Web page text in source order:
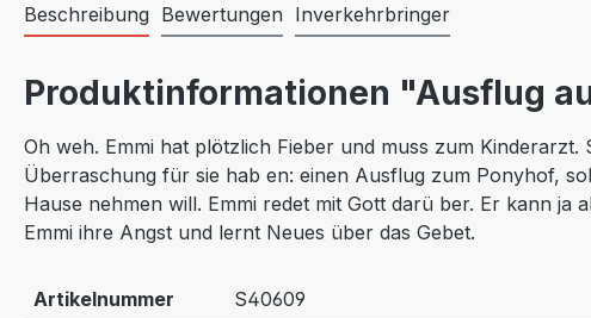
Beschreibung Bewertungen Inverkehrbringer
Produktinformationen "Ausflug
Oh weh. Emmi hat plötzlich Fieber und muss zum
Überraschung für sie hab en: einen Ausflug zum Ponyhof,
Hause nehmen will. Emmi redet mit Gott darü ber. Er kann
Emmi ihre Angst und lernt Neues über das Gebet.
Artikelnummer S40609